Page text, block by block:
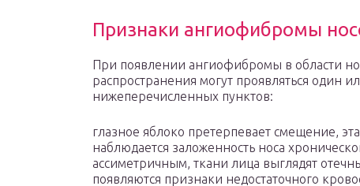
Признаки ангиофибромы
При появлении ангиофибромы в области
распространения могут проявляться один
нижеперечисленных пунктов:
глазное яблоко претерпевает смещение,
наблюдается заложенность носа
ассиметричным, ткани лица выглядят
появляются признаки недостаточного